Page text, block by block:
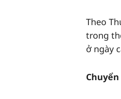
Theo
trong
ở ngày